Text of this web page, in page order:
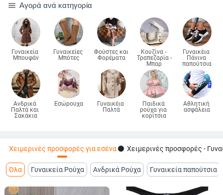
menu Αγορά ανά κατηγορία
Γυναικεία
Μπουφάν
Ανδρικά
Παλτά και
Σακάκια
Γυναικείες
Μπότες
Εσώρουχα
Φούστες και
Φορέματα
Γυναικέια
Παλτά
Κουζίνα -
Τραπεζαρία -
Μπαρ
Παιδικά
ρούχα για
κορίτσια
Γυναικέια
Πάνινα
παπούτσια
Αθλητική
ασφάλεια
Χειμερινές προσφορές για εσέναfiber_manual_record Χειμερινές προσφορές -
Όλα Γυναικεία Ρούχα Ανδρικά Ρούχα Γυναικεία παπούτσια